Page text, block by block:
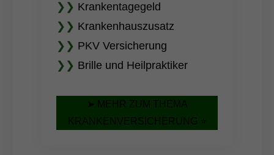
❯❯ Krankentagegeld
❯❯ Krankenhauszusatz
❯❯ PKV Versicherung
❯❯ Brille und Heilpraktiker
➤ MEHR ZUM THEMA
KRANKENVERSICHERUNG ⭐